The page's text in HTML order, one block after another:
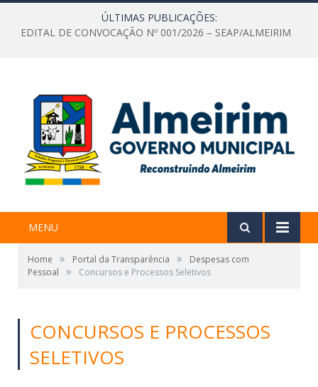
ÚLTIMAS PUBLICAÇÕES:
EDITAL DE CONVOCAÇÃO Nº 001/2026 – SEAP/ALMEIRIM
MENU
Home » Portal da Transparência »
Despesas com
Pessoal
» Concursos e Processos Seletivos
CONCURSOS E PROCESSOS
SELETIVOS